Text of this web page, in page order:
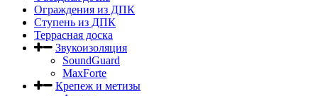
Ограждения из ДПК
Ступень из ДПК
Террасная доска
Звукоизоляция
SoundGuard
MaxForte
Крепеж и метизы